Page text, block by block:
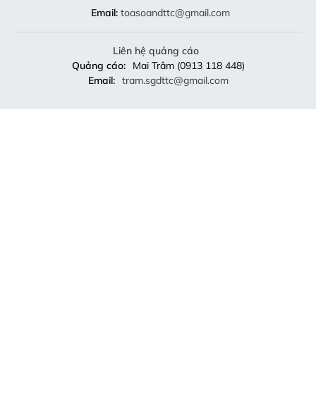
Email: toasoandttc@gmail.com
Liên hệ quảng cáo
Quảng cáo:
Mai Trâm (0913 118 448)
Email: tram.sgdttc@gmail.com